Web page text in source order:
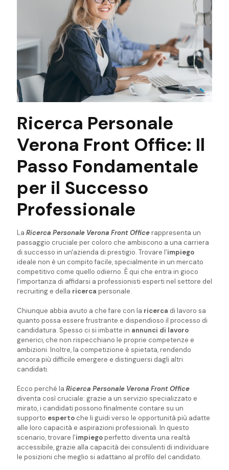
Ricerca Personale
Verona Front Office: Il
Passo Fondamentale
per il Successo
Professionale
La Ricerca Personale Verona Front Officerappresenta un
passaggio cruciale per coloro che ambiscono a una carriera
di successo in un'azienda di prestigio. Trovare l'impiego
ideale non è un compito facile, specialmente in un mercato
competitivo come quello odierno. È qui che entra in gioco
l'importanza di affidarsi a professionisti esperti nel settore del
recruiting e della ricerca personale.
Chiunque abbia avuto a che fare con la ricerca di lavoro sa
quanto possa essere frustrante e dispendioso il processo di
candidatura. Spesso ci si imbatte in annunci di lavoro
generici, che non rispecchiano le proprie competenze e
ambizioni. Inoltre, la competizione è spietata, rendendo
ancora più difficile emergere e distinguersi dagli altri
candidati.
Ecco perché la Ricerca Personale Verona Front Office
diventa così cruciale: grazie a un servizio specializzato e
mirato, i candidati possono finalmente contare su un
supporto esperto che li guidi verso le opportunità più adatte
alle loro capacità e aspirazioni professionali. In questo
scenario, trovare l'impiegoperfetto diventa una realtà
accessibile, grazie alla capacità dei consulenti di individuare
le posizioni che meglio si adattano al profilo del candidato.